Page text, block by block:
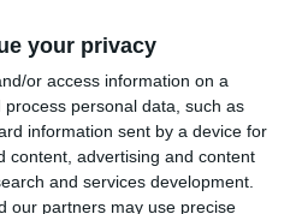
your privacy
or access information on a
personal data, such as
information sent by a device for
content, advertising and content
and services development.
our partners may use precise
de judecată.